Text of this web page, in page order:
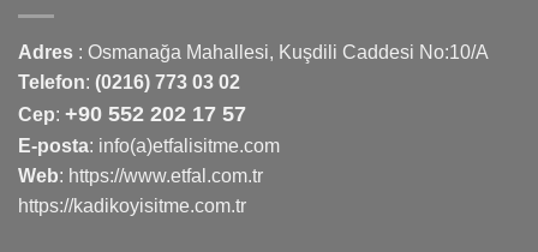
Adres : Osmanağa Mahallesi, Kuşdili Caddesi No:10/A
Telefon: (0216) 773 03 02
Cep: +90 552 202 17 57
E-posta: info(a)etfalisitme.com
Web: https://www.etfal.com.tr
https://kadikoyisitme.com.tr